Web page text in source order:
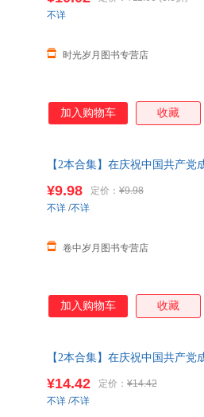
时光岁月图书专营店
不详
加入购物车 收藏
【2本合集】在庆祝中国共产党
¥9.98 定价： ¥9.98
卷中岁月图书专营店
不详 /不详
加入购物车 收藏
【2本合集】在庆祝中国共产党
下单，本店所有商品均可开票
¥14.42 定价： ¥14.42
不详 /不详